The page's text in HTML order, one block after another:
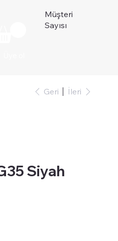
Müşteri
Sayısı
Geri İleri
Siyah